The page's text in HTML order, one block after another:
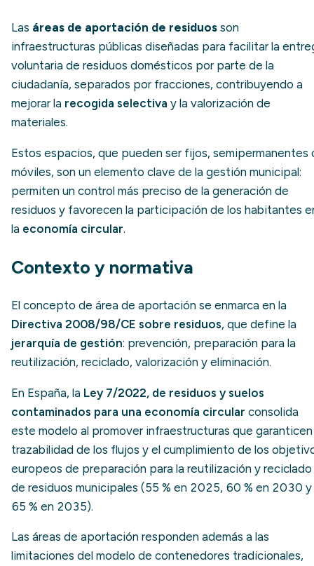
Las áreas de aportación de residuos son
infraestructuras públicas diseñadas para facilitar la
voluntaria de residuos domésticos por parte de la
ciudadanía, separados por fracciones, contribuyendo a
mejorar la recogida selectiva y la valorización de
materiales.
Estos espacios, que pueden ser fijos, semipermanentes
móviles, son un elemento clave de la gestión municipal:
permiten un control más preciso de la generación de
residuos y favorecen la participación de los habitantes
la economía circular.
Contexto y normativa
El concepto de área de aportación se enmarca en la
Directiva 2008/98/CE sobre residuos, que define la
jerarquía de gestión: prevención, preparación para la
reutilización, reciclado, valorización y eliminación.
En España, la Ley 7/2022, de residuos y suelos
contaminados para una economía circular consolida
este modelo al promover infraestructuras que garanticen
trazabilidad de los flujos y el cumplimiento de los
europeos de preparación para la reutilización y reciclado
de residuos municipales (55 % en 2025, 60 % en 2030 y
65 % en 2035).
Las áreas de aportación responden además a las
limitaciones del modelo de contenedores tradicionales,